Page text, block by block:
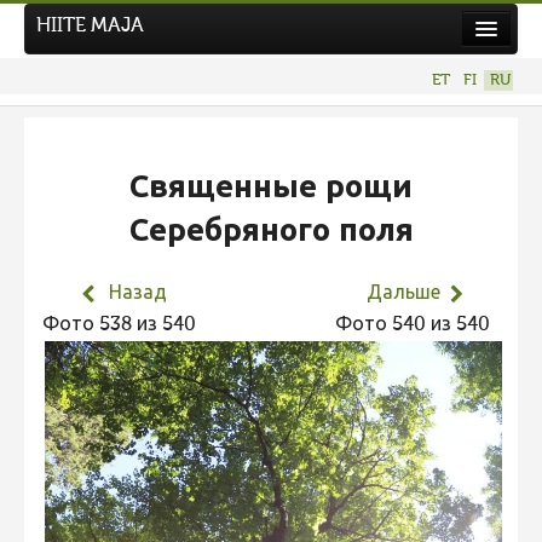
Hiite kuvavõistlus 2026
ПРЕДЫДУЩИЕ КОНКУРСЫ
Не учитываются 2025
Видео 2025
Фотоконкурс 2024
Не учитываются 2024
Видео 2024
Фотоконкурс 2023
HIITE MAJA
ET FI RU
Священные рощи
Серебряного поля
Назад
Фото 538 из 540
Дальше
Фото 540 из 540